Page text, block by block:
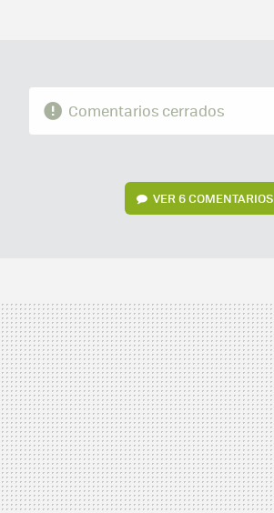
Comentarios cerrados
VER 6 COMENTARIOS